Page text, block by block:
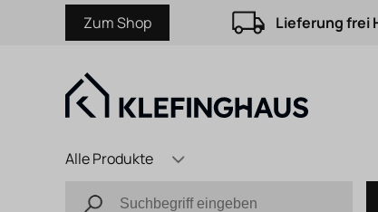
Zum Shop Lieferung frei
Alle Produkte